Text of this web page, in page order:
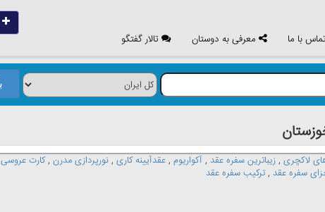
تماس با ما معرفی به دوستان تالار گفتگو
لاکچری , زیباترین سفره عقد , آکواریوم , عقدآیینه کاری , نورپردازی مدرن ,کارت عروسی
سفره عقد , ترکیب سفره عقد